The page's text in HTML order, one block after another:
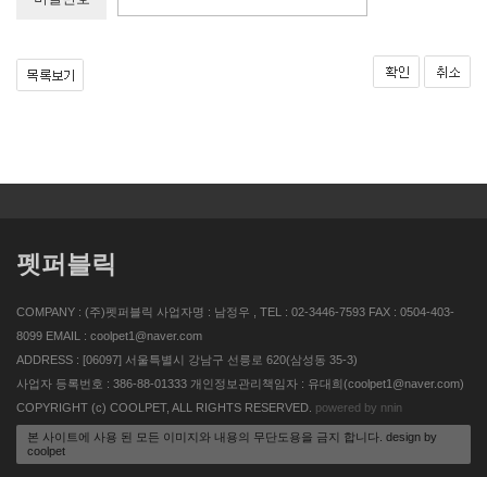
펫퍼블릭
COMPANY : (주)펫퍼블릭 사업자명 : 남정우 , TEL : 02-3446-7593 FAX : 0504-403-
8099 EMAIL : coolpet1@naver.com
ADDRESS : [06097] 서울특별시 강남구 선릉로 620(삼성동 35-3)
사업자 등록번호 : 386-88-01333 개인정보관리책임자 : 유대희(coolpet1@naver.com)
COPYRIGHT (c) COOLPET, ALL RIGHTS RESERVED. powered by nnin
본 사이트에 사용 된 모든 이미지와 내용의 무단도용을 금지 합니다. design by
coolpet